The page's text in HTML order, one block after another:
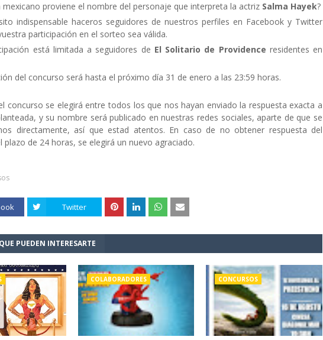
mexicano proviene el nombre del personaje que interpreta la actriz Salma Hayek?
indispensable haceros seguidores de nuestros perfiles en Facebook y Twitter
participación en el sorteo sea válida.
está limitada a seguidores de El Solitario de Providence residentes en
del concurso será hasta el próximo día 31 de enero a las 23:59 horas.
concurso se elegirá entre todos los que nos hayan enviado la respuesta exacta a
y su nombre será publicado en nuestras redes sociales, aparte de que se
directamente, así que estad atentos. En caso de no obtener respuesta del
plazo de 24 horas, se elegirá un nuevo agraciado.
Twitter
PUEDEN INTERESARTE
COLABORADORES CONCURSOS